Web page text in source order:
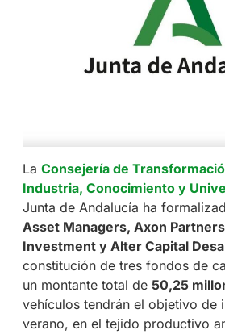
La Consejería de
Industria, Conocimiento y
Junta de Andalucía ha
Asset Managers, Axon
Investment y Alter Capital
constitución de tres fondos de
un montante total de 50,25
vehículos tendrán el objetivo de
verano, en el tejido productivo